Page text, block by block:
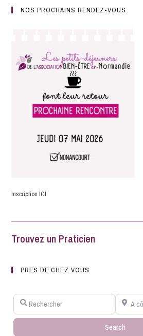
NOS PROCHAINS RENDEZ-VOUS
InscriptionICI
Trouvez un Praticien
PRES DE CHEZ VOUS
Rechercher A côté de
Search